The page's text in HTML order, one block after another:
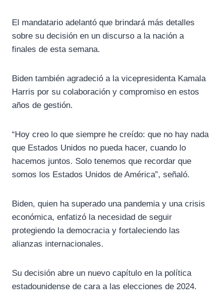
El mandatario adelantó que brindará más detalles
sobre su decisión en un discurso a la nación a
finales de esta semana.
Biden también agradeció a la vicepresidenta Kamala
Harris por su colaboración y compromiso en estos
años de gestión.
“Hoy creo lo que siempre he creído: que no hay nada
que Estados Unidos no pueda hacer, cuando lo
hacemos juntos. Solo tenemos que recordar que
somos los Estados Unidos de América”, señaló.
Biden, quien ha superado una pandemia y una crisis
económica, enfatizó la necesidad de seguir
protegiendo la democracia y fortaleciendo las
alianzas internacionales.
Su decisión abre un nuevo capítulo en la política
estadounidense de cara a las elecciones de 2024.